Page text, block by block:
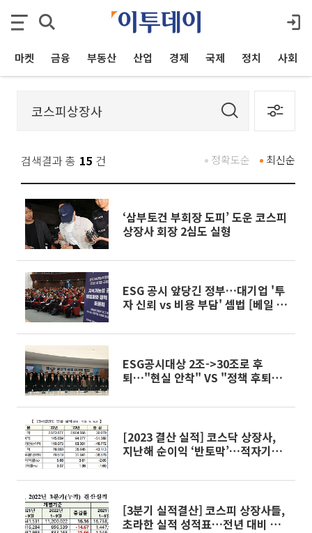
마켓 금융 부동산 산업 경제 국제 정치 사회
검색결과 총 15 건 최신순
정확도순
‘삼부토건 부회장 도피’ 도운 코스피
상장사 회장 2심도 실형
ESG 공시 앞당긴 정부…대기업 '투
자 신뢰 vs 비용 부담' 셈법 [베일 벗
ESG공시대상 2조->30조로 후
퇴…"현실 안착" VS "정책 후퇴"
[2023 결산 실적] 코스닥 상장사,
지난해 순이익 ‘반토막’…적자기업
[3분기 실적결산] 코스피 상장사들,
초라한 실적 성적표…전년 대비 영